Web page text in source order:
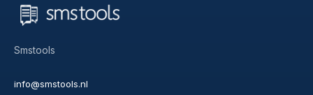
Smstools
info@smstools.nl